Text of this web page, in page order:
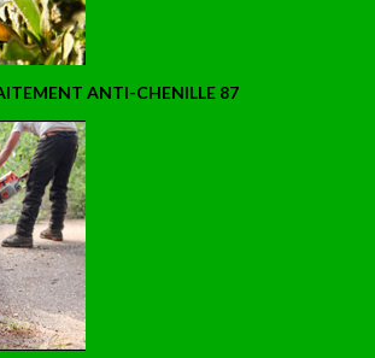
ANTI-CHENILLE 87